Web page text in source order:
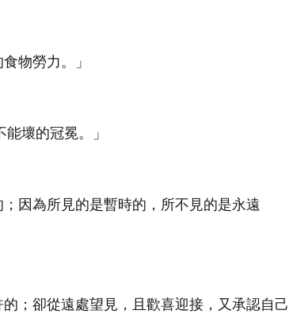
物勞力。」
壞的冠冕。」
因為所見的是暫時的，所不見的是永遠
；卻從遠處望見，且歡喜迎接，又承認自己